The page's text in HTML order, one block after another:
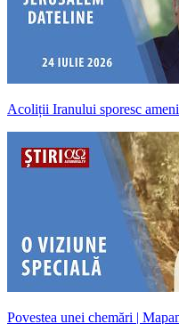
Acoliții Iranului sporesc
Povestea unei chemări |